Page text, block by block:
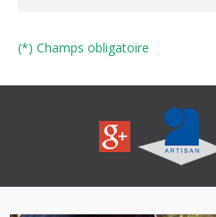
(*) Champs obligatoire